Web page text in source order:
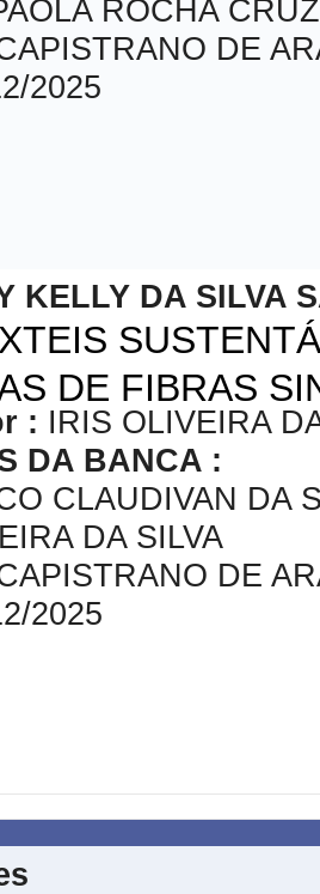
ROCHA
DE
2025
KELLY DA SILVA
DE FIBRAS
: IRIS OLIVEIRA
DA BANCA :
CLAUDIVAN DA
DA SILVA
DE
2025